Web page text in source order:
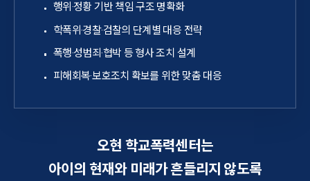
행위·정황 기반 책임 구조 명확화
학폭위·경찰·검찰의 단계별 대응 전략
폭행·성범죄·협박 등 형사 조치 설계
피해회복·보호조치 확보를 위한 맞춤 대응
오현 학교폭력센터는
아이의 현재와 미래가 흔들리지 않도록